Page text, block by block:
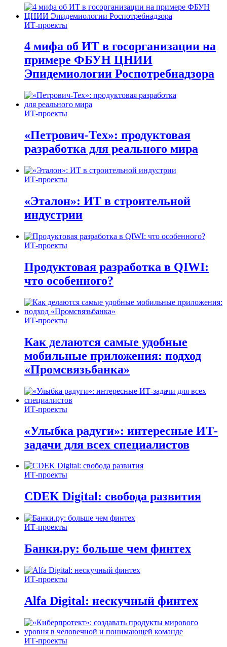
ИТ-проекты
4 мифа об ИТ в госорганизации на
примере ФБУН ЦНИИ
Эпидемиологии Роспотребнадзора
ИТ-проекты
«Петрович-Тех»: продуктовая
разработка для реального мира
ИТ-проекты
«Эталон»: ИТ в строительной
индустрии
ИТ-проекты
Продуктовая разработка в QIWI:
что особенного?
ИТ-проекты
Как делаются самые удобные
мобильные приложения: подход
«Промсвязьбанка»
ИТ-проекты
«Улыбка радуги»: интересные ИТ-
задачи для всех специалистов
ИТ-проекты
CDEK Digital: свобода развития
ИТ-проекты
Банки.ру: больше чем финтех
ИТ-проекты
Alfa Digital: нескучный финтех
ИТ-проекты